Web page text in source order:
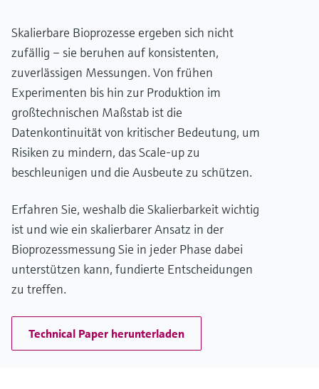
Skalierbare Bioprozesse ergeben sich nicht
zufällig – sie beruhen auf konsistenten,
zuverlässigen Messungen. Von frühen
Experimenten bis hin zur Produktion im
großtechnischen Maßstab ist die
Datenkontinuität von kritischer Bedeutung, um
Risiken zu mindern, das Scale-up zu
beschleunigen und die Ausbeute zu schützen.
Erfahren Sie, weshalb die Skalierbarkeit wichtig
ist und wie ein skalierbarer Ansatz in der
Bioprozessmessung Sie in jeder Phase dabei
unterstützen kann, fundierte Entscheidungen
zu treffen.
Technical Paper herunterladen